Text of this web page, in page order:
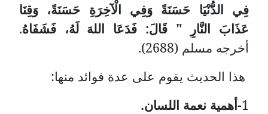
فِي الدُّنْيَا حَسَنَةً وَفِي الْآخِرَةِ حَسَنَةً، وَقِنَا
عَذَابَ النَّارِ " قَالَ: فَدَعَا اللهَ لَهُ، فَشَفَاهُ.
أخرجه مسلم (2688).
هذا الحديث يقوم على عدة فوائد منها:
1-أهمية نعمة اللسان.